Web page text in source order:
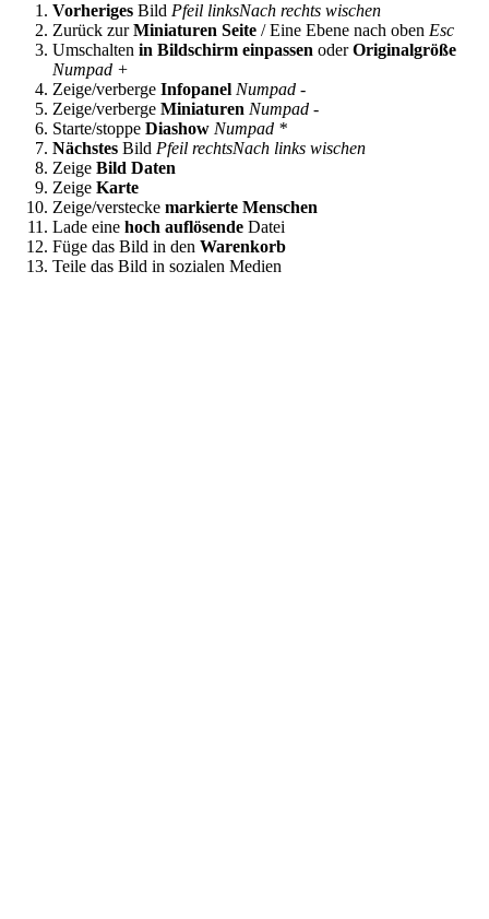
Vorheriges Bild Pfeil linksNach rechts wischen
Zurück zurMiniaturen Seite / Eine Ebene nach oben Esc
Umschalten in Bildschirm einpassen oderOriginalgröße
Numpad +
Zeige/verberge Infopanel Numpad -
Zeige/verberge Miniaturen Numpad -
Starte/stoppe Diashow Numpad *
Nächstes Bild Pfeil rechtsNach links wischen
Zeige Bild Daten
Zeige Karte
Zeige/verstecke markierte Menschen
Lade eine hoch auflösende Datei
Füge das Bild in den Warenkorb
Teile das Bild in sozialen Medien